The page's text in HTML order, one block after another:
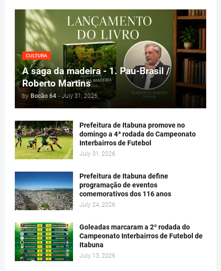
CULTURA
A saga da madeira - 1. Pau-Brasil /
Roberto Martins
by Bocão 64 - July 31, 2026
Prefeitura de Itabuna promove no
domingo a 4ª rodada do Campeonato
Interbairros de Futebol
July 31, 2026
Prefeitura de Itabuna define
programação de eventos
comemorativos dos 116 anos
July 24, 2026
Goleadas marcaram a 2º rodada do
Campeonato Interbairros de Futebol de
Itabuna
July 13, 2026